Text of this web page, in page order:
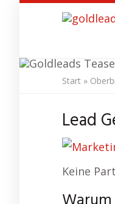
content
Start »
Lead
Keine